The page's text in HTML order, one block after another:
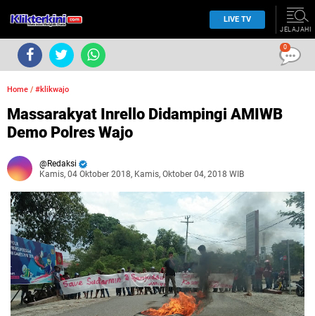
LIVE TV
JELAJAHI
Home / #klikwajo
Massarakyat Inrello Didampingi AMIWB
Demo Polres Wajo
Redaksi
Kamis, 04 Oktober 2018, Kamis, Oktober 04, 2018 WIB
0